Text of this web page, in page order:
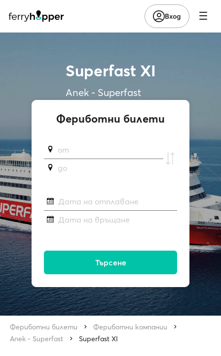
Вход
Superfast XI
Anek - Superfast
Фериботни билети
от
до
Дата на отплаване
Дата на връщане
Търсене
Фериботни билети
Фериботни компании
Anek - Superfast
Superfast XI